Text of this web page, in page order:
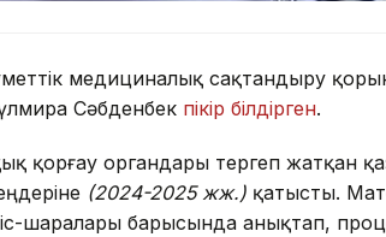
медициналық сақтандыру
Сәбденбек пікір білдірген.
қорғау органдары тергеп жатқан
(2024-2025 жж.) қатысты.
шаралары барысында анықтап,